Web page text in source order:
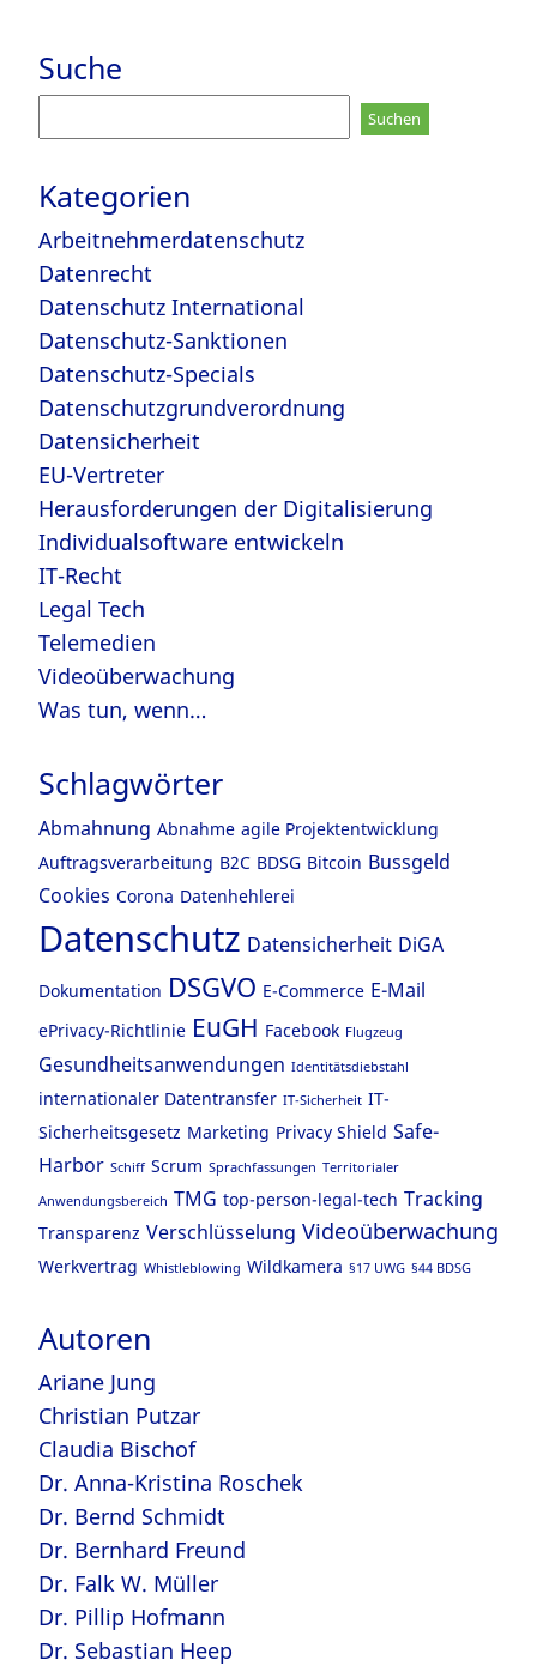
Suche
nach:
Kategorien
Arbeitnehmerdatenschutz
Datenrecht
Datenschutz International
Datenschutz-Sanktionen
Datenschutz-Specials
Datenschutzgrundverordnung
Datensicherheit
EU-Vertreter
Herausforderungen der Digitalisierung
Individualsoftware entwickeln
IT-Recht
Legal Tech
Telemedien
Videoüberwachung
Was tun, wenn…
Schlagwörter
Abmahnung Abnahme agile Projektentwicklung
Auftragsverarbeitung B2C BDSG Bitcoin Bussgeld
Cookies Corona Datenhehlerei
Datenschutz Datensicherheit DiGA
Dokumentation DSGVO E-Commerce E-Mail
ePrivacy-Richtlinie EuGH Facebook Flugzeug
Gesundheitsanwendungen Identitätsdiebstahl
internationaler Datentransfer IT-Sicherheit IT-
Sicherheitsgesetz Marketing Privacy Shield Safe-
Harbor Schiff Scrum Sprachfassungen Territorialer
Anwendungsbereich TMG top-person-legal-tech Tracking
Transparenz Verschlüsselung Videoüberwachung
Werkvertrag Whistleblowing Wildkamera §17 UWG §44 BDSG
Autoren
Ariane Jung
Christian Putzar
Claudia Bischof
Dr. Anna-Kristina Roschek
Dr. Bernd Schmidt
Dr. Bernhard Freund
Dr. Falk W. Müller
Dr. Pillip Hofmann
Dr. Sebastian Heep